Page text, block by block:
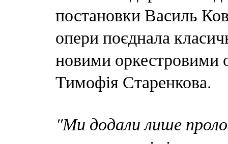
постановки Василь
опери поєднала
новими оркестровими
Тимофія Старенкова.
"Ми додали лише